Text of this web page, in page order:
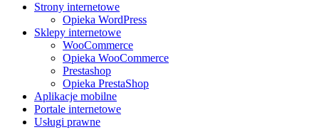
Strony internetowe
Opieka WordPress
Sklepy internetowe
WooCommerce
Opieka WooCommerce
Prestashop
Opieka PrestaShop
Aplikacje mobilne
Portale internetowe
Usługi prawne